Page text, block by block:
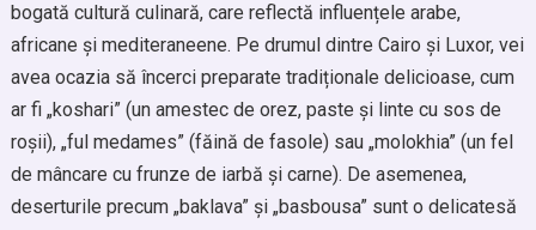
bogată cultură culinară, care reflectă influențele arabe,
africane și mediteraneene. Pe drumul dintre Cairo și Luxor, vei
avea ocazia să încerci preparate tradiționale delicioase, cum
ar fi „koshari” (un amestec de orez, paste și linte cu sos de
roșii), „ful medames” (făină de fasole) sau „molokhia” (un fel
de mâncare cu frunze de iarbă și carne). De asemenea,
deserturile precum „baklava” și „basbousa” sunt o delicatesă